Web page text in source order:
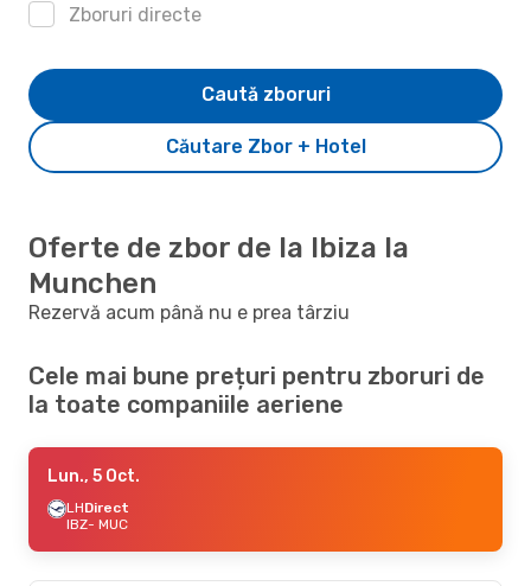
Zboruri directe
Căutare Zbor + Hotel
Caută zboruri
Oferte de zbor de la Ibiza la
Munchen
Rezervă acum până nu e prea târziu
Cele mai bune prețuri pentru zboruri de
la toate companiile aeriene
Lun., 5 Oct.
LHDirect
IBZ- MUC